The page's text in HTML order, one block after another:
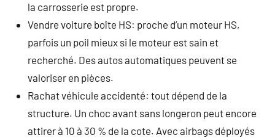
la carrosserie est propre.
Vendre voiture boîte HS: proche d’un moteur HS,
parfois un poil mieux si le moteur est sain et
recherché. Des autos automatiques peuvent se
valoriser en pièces.
Rachat véhicule accidenté: tout dépend de la
structure. Un choc avant sans longeron peut encore
attirer à 10 à 30 % de la cote. Avec airbags déployés